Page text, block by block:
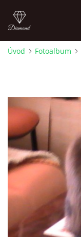
Úvod Fotoalbum